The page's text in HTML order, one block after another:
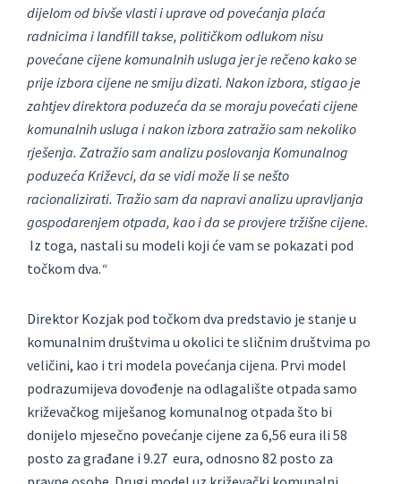
dijelom od bivše vlasti i uprave od povećanja plaća
radnicima i landfill takse, političkom odlukom nisu
povećane cijene komunalnih usluga jer je rečeno kako se
prije izbora cijene ne smiju dizati. Nakon izbora, stigao je
zahtjev direktora poduzeća da se moraju povećati cijene
komunalnih usluga i nakon izbora zatražio sam nekoliko
rješenja. Zatražio sam analizu poslovanja Komunalnog
poduzeća Križevci, da se vidi može li se nešto
racionalizirati. Tražio sam da napravi analizu upravljanja
gospodarenjem otpada, kao i da se provjere tržišne cijene.
Iz toga, nastali su modeli koji će vam se pokazati pod
točkom dva.“
Direktor Kozjak pod točkom dva predstavio je stanje u
komunalnim društvima u okolici te sličnim društvima po
veličini, kao i tri modela povećanja cijena. Prvi model
podrazumijeva dovođenje na odlagalište otpada samo
križevačkog miješanog komunalnog otpada što bi
donijelo mjesečno povećanje cijene za 6,56 eura ili 58
posto za građane i 9.27 eura, odnosno 82 posto za